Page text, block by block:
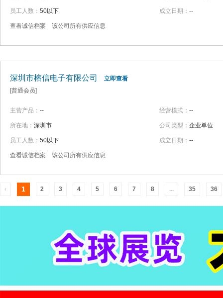
员工人数： 50以下
查看诚信档案 该公司所有供应信息
成立日期： --
深圳市榕信电子有限公司
立即查看
[普通会员]
主营产品： --
所在地： 深圳市
员工人数： 50以下
查看诚信档案 该公司所有供应信息
经营模式： --
公司类型： 企业单位
成立日期： --
‹ 1 2 3 4 5 6 7 8 ... 35 36